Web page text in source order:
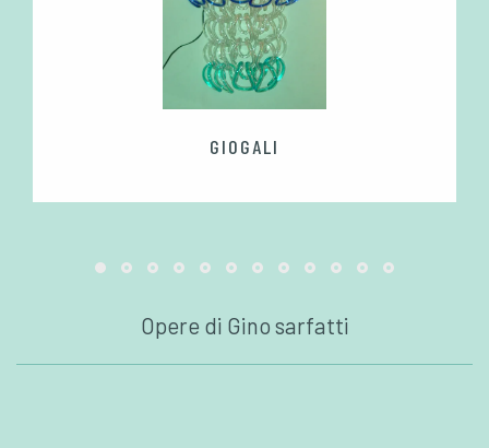
GIOGALI
Opere di Gino sarfatti